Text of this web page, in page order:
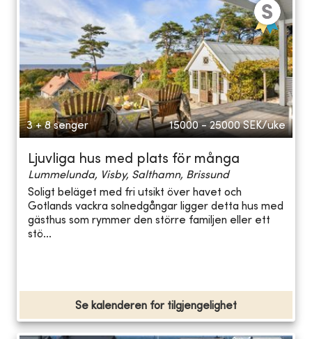
3 + 8 senger 15000 - 25000 SEK/uke
Ljuvliga hus med plats för många
Lummelunda, Visby, Salthamn, Brissund
Soligt beläget med fri utsikt över havet och
Gotlands vackra solnedgångar ligger detta hus med
gästhus som rymmer den större familjen eller ett
stö...
Se kalenderen for tilgjengelighet